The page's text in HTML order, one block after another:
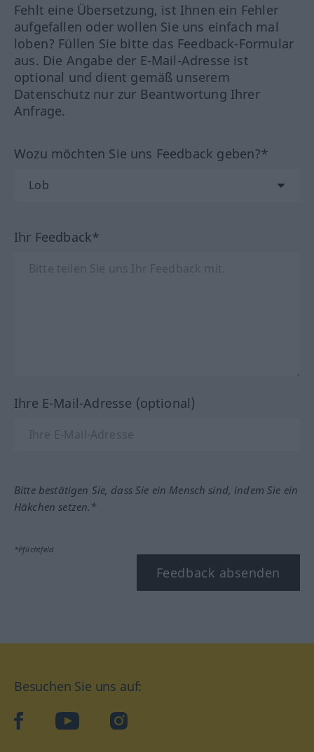
Fehlt eine Übersetzung, ist Ihnen ein Fehler
aufgefallen oder wollen Sie uns einfach mal
loben? Füllen Sie bitte das Feedback-Formular
aus. Die Angabe der E-Mail-Adresse ist
optional und dient gemäß unserem
Datenschutz nur zur Beantwortung Ihrer
Anfrage.
Wozu möchten Sie uns Feedback geben?*
Ihr Feedback*
Ihre E-Mail-Adresse (optional)
Bitte bestätigen Sie, dass Sie ein Mensch sind, indem Sie ein
Häkchen setzen.*
*Pflichtfeld
Feedback absenden
Besuchen Sie uns auf:
facebookYouTube Instagram